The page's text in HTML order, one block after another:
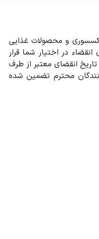
و محصولات غذایی
انقضاء در اختیار شما قرار
انقضای معتبر از طرف
محترم تضمین شده